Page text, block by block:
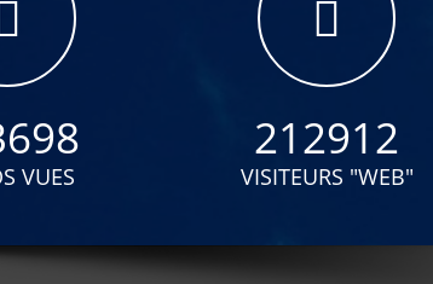
VUES
212912
VISITEURS "WEB"